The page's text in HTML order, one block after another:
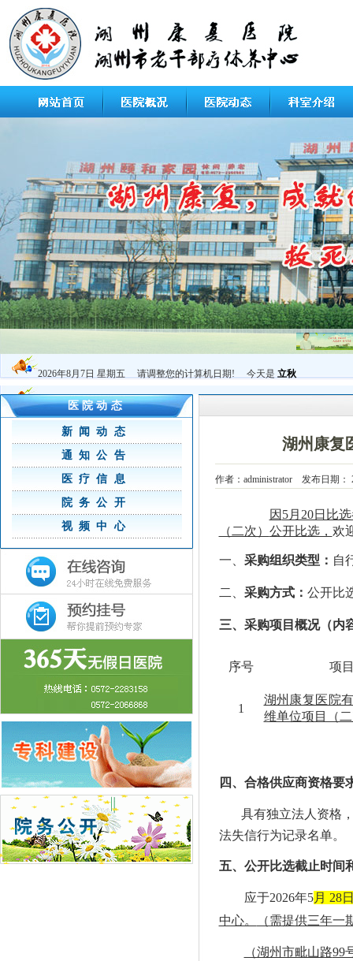
2026年8月7日 星期五 请调整您的计算机日期! 今天是 立秋
医院动态
新闻动态
通知公告
医疗信息
院务公开
视频中心
湖州康复
作者：administrator 发布日期
因 5月20日比
（二次） 公开比选， 欢
一、 采购组织类型 ： 自
二、 采购方式： 公开比
三、采购项目概况（内
序号 项
1
湖州 康复医院
维单位项目（
四、 合格供应商资格要
具有独立法人资格
法失信行为记录名单。
五、公开比选截止时间
应于2026年5月 28
中心。
（需提供三年
（湖州市毗山路99